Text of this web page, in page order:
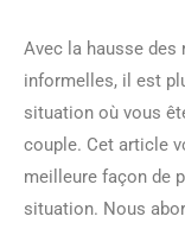
Avec la hausse
informelles, il est
situation où vous
couple. Cet article
meilleure façon de
situation. Nous